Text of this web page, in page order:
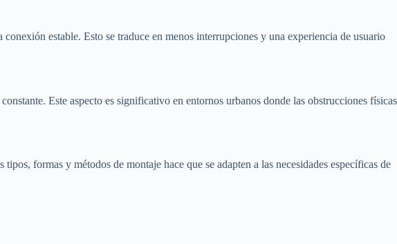
estable. Esto se traduce en menos interrupciones y una experiencia de usuario
Este aspecto es significativo en entornos urbanos donde las obstrucciones físicas
formas y métodos de montaje hace que se adapten a las necesidades específicas de